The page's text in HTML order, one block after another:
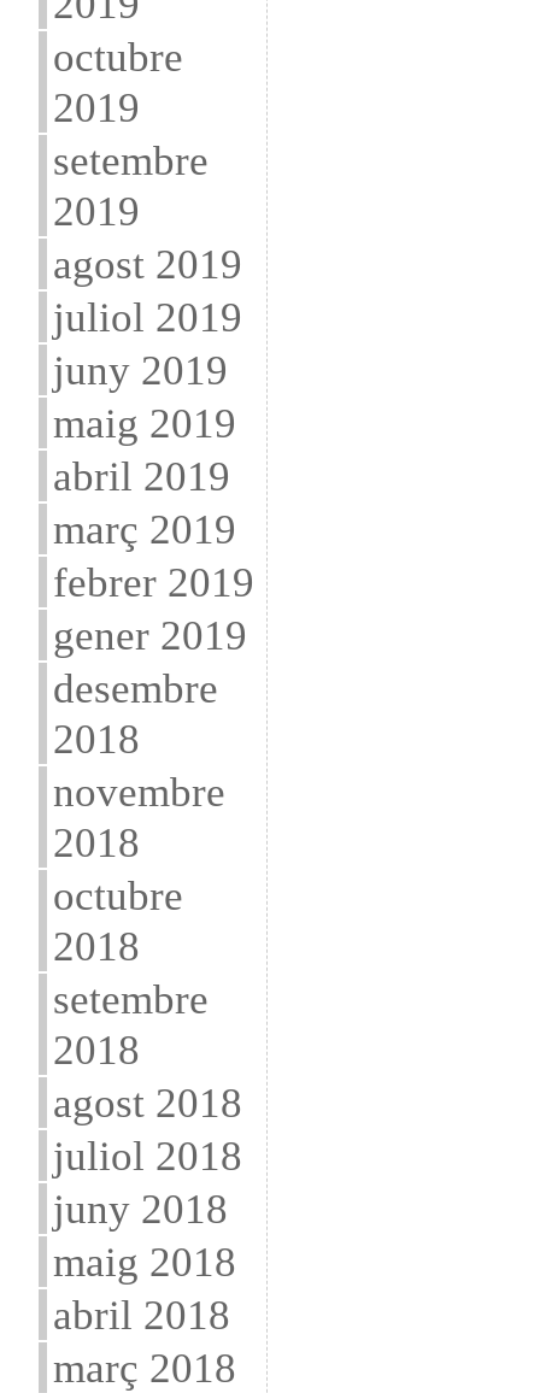
octubre
2019
setembre
2019
agost 2019
juliol 2019
juny 2019
maig 2019
abril 2019
març 2019
febrer 2019
gener 2019
desembre
2018
novembre
2018
octubre
2018
setembre
2018
agost 2018
juliol 2018
juny 2018
maig 2018
abril 2018
març 2018